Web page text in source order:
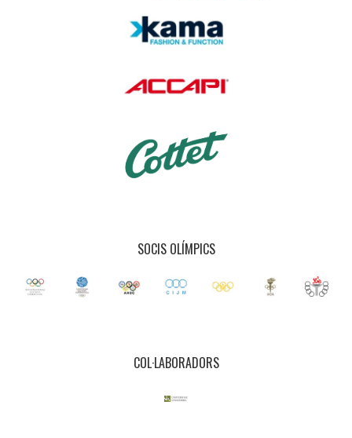
SOCIS OLÍMPICS
COL·LABORADORS